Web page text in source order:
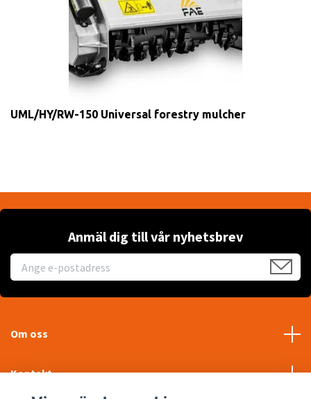
UML/HY/RW-150 Universal forestry mulcher
Anmäl dig till vår nyhetsbrev
Om oss
Kontakt